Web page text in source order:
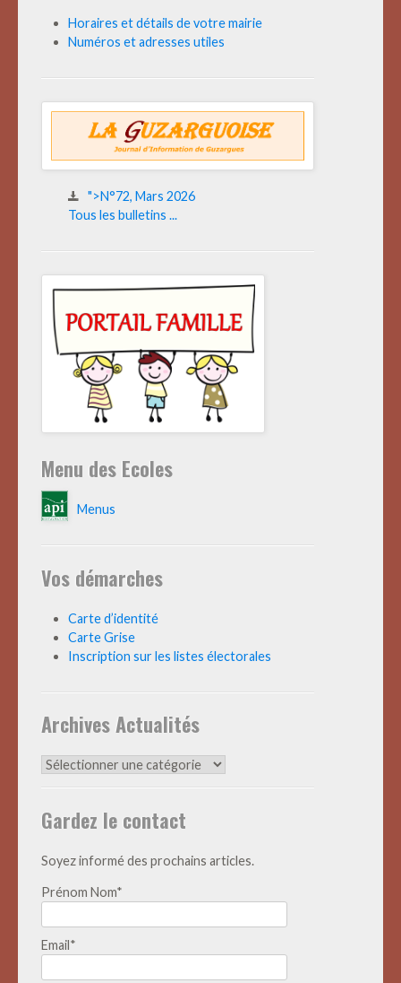
Horaires et détails de votre mairie
Numéros et adresses utiles
">N°72, Mars 2026
Tous les bulletins ...
Menu des Ecoles
Menus
Vos démarches
Carte d’identité
Carte Grise
Inscription sur les listes électorales
Archives Actualités
Archives
Gardez le contact
Soyez informé des prochains articles.
Prénom Nom*
Email*